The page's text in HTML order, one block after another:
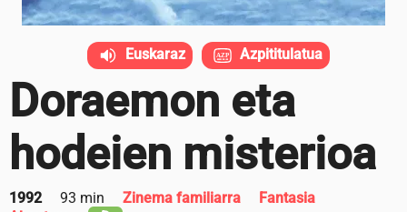
Doraemon eta
hodeien misterioa
1992 93 min Zinema familiarra
Fantasia
Euskaraz Azpititulatua